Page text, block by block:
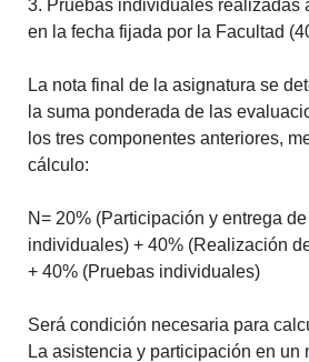
3. Pruebas individuales realizadas
en la fecha fijada por la Facultad
La nota final de la asignatura se
la suma ponderada de las
los tres componentes anteriores,
cálculo:
N= 20% (Participación y entrega
individuales) + 40% (Realización
+ 40% (Pruebas individuales)
Será condición necesaria para
La asistencia y participación en un